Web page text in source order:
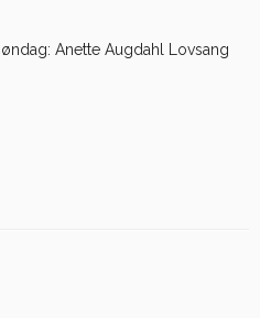
Anette Augdahl Lovsang